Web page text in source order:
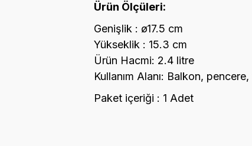
Ürün Ölçüleri:
Genişlik : ø17.5 cm
Yükseklik : 15.3 cm
Ürün Hacmi: 2.4 litre
Kullanım Alanı: Balkon,
Paket içeriği : 1 Adet